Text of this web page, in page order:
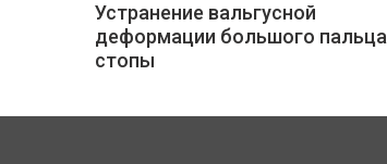
Устранение вальгусной
деформации большого пальца
стопы